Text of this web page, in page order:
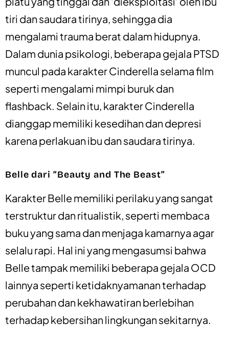
tiri dan saudara tirinya, sehingga dia
mengalami trauma berat dalam hidupnya.
Dalam dunia psikologi, beberapa gejala PTSD
muncul pada karakter Cinderella selama film
seperti mengalami mimpi buruk dan
flashback. Selain itu, karakter Cinderella
dianggap memiliki kesedihan dan depresi
karena perlakuan ibu dan saudara tirinya.
Belle dari “Beauty and The Beast”
Karakter Belle memiliki perilaku yang sangat
terstruktur dan ritualistik, seperti membaca
buku yang sama dan menjaga kamarnya agar
selalu rapi. Hal ini yang mengasumsi bahwa
Belle tampak memiliki beberapa gejala OCD
lainnya seperti ketidaknyamanan terhadap
perubahan dan kekhawatiran berlebihan
terhadap kebersihan lingkungan sekitarnya.